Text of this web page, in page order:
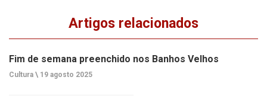
Artigos relacionados
Fim de semana preenchido nos Banhos Velhos
Cultura \ 19 agosto 2025